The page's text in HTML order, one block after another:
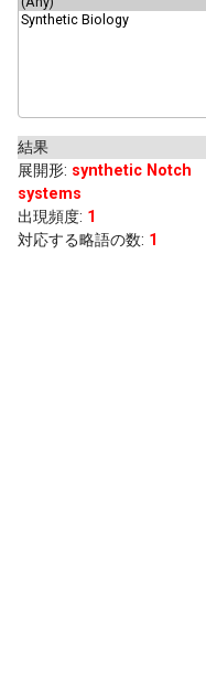
結果
展開形: synthetic Notch
systems
出現頻度: 1
対応する略語の数: 1